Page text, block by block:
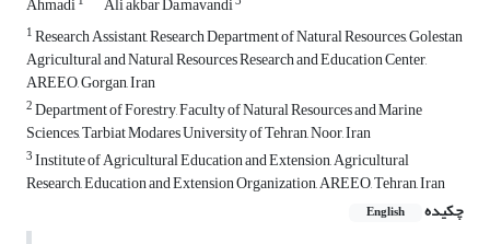
1Research Assistant, Research Department of Natural Resources, Golestan
Agricultural and Natural Resources Research and Education Center,
AREEO, Gorgan, Iran
2Department of Forestry, Faculty of Natural Resources and Marine
Sciences, Tarbiat Modares University of Tehran, Noor, Iran
3Institute of Agricultural Education and Extension, Agricultural
Research, Education and Extension Organization, AREEO, Tehran, Iran
چکیده
English